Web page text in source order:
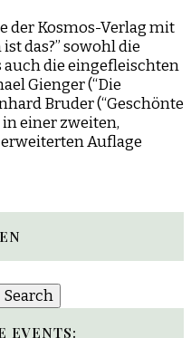
der Kosmos-Verlag mit
das?” sowohl die
die eingefleischten
Gienger (“Die
Bruder (“Geschönte
in einer zweiten,
Auflage
EVENTS: